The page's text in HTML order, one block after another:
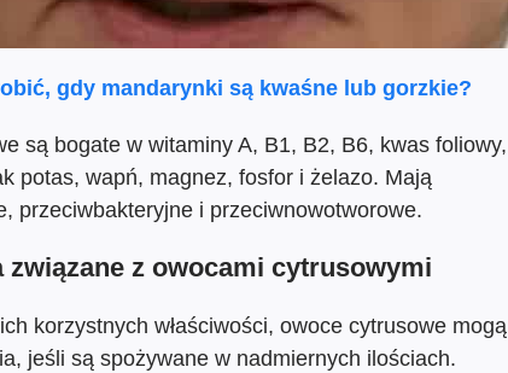
gdy mandarynki są kwaśne lub gorzkie?
są bogate w witaminy A, B1, B2, B6, kwas foliowy,
potas, wapń, magnez, fosfor i żelazo. Mają
przeciwbakteryjne i przeciwnowotworowe.
związane z owocami cytrusowymi
korzystnych właściwości, owoce cytrusowe mogą
jeśli są spożywane w nadmiernych ilościach.